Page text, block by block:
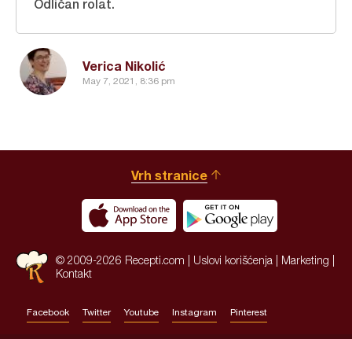
Verica Nikolić
May 7, 2021, 8:36 pm
Odličan rolat.
Vrh stranice
© 2009-2026 Recepti.com | Uslovi korišćenja Marketing
Kontakt
Facebook Twitter Youtube Instagram Pinterest